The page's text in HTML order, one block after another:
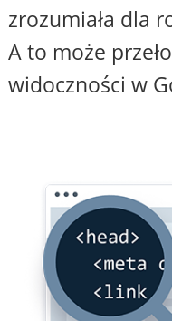
zrozumiała dla
A to może
widoczności w